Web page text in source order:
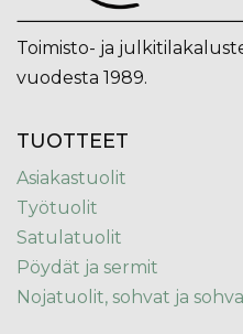
Toimisto- ja
vuodesta 1989.
TUOTTEET
Asiakastuolit
Työtuolit
Satulatuolit
Pöydät ja sermit
Nojatuolit, sohvat ja